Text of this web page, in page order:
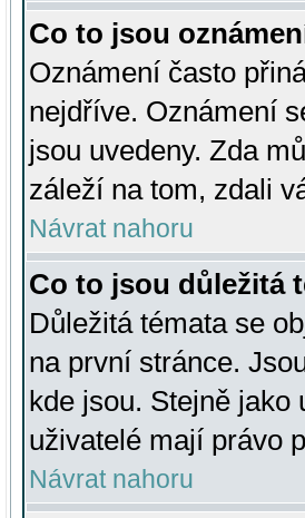
Co to jsou
Oznámení často
nejdříve. Oznámení
jsou uvedeny. Zda
záleží na tom, zdali
Návrat nahoru
Co to jsou důležitá
Důležitá témata se
na první stránce.
kde jsou. Stejně
uživatelé mají právo
Návrat nahoru